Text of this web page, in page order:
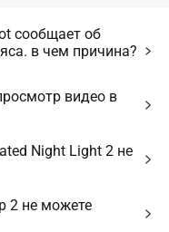
сообщает об
в чем причина?
видео в
Night Light 2 не
2 не можете